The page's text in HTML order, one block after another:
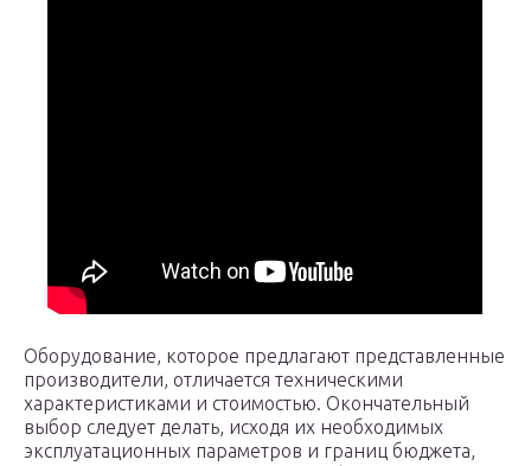
Оборудование, которое предлагают представленные
производители, отличается техническими
характеристиками и стоимостью. Окончательный
выбор следует делать, исходя их необходимых
эксплуатационных параметров и границ бюджета,